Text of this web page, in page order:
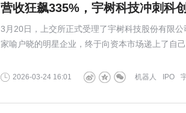
营收狂飙335%，宇树科技冲刺科
3月20日，上交所正式受理了宇树科技股份有限
家喻户晓的明星企业，终于向资本市场递上了自
2026-03-24 16:01 IPO
机器人